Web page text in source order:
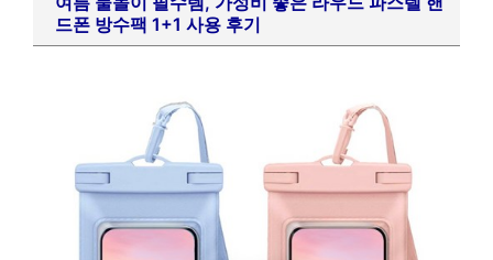
드폰 방수팩 1+1 사용 후기